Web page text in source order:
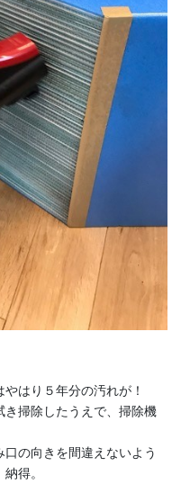
はり５年分の汚れが！
掃除したうえで、掃除機
の向きを間違えないよう
得。